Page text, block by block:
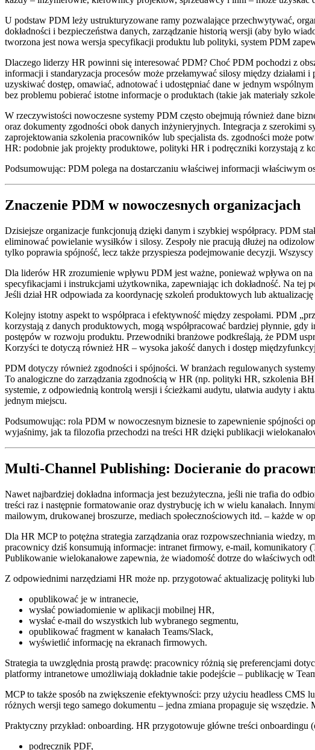
U podstaw PDM leży ustrukturyzowane ramy pozwalające przechwytywać,
dokładności i bezpieczeństwa danych, zarządzanie historią wersji (aby było
tworzona jest nowa wersja specyfikacji produktu lub polityki, system PDM
Dlaczego liderzy HR powinni się interesować PDM? Choć PDM pochodzi z
informacji i standaryzacja procesów może przełamywać silosy między
uzyskiwać dostęp, omawiać, adnotować i udostępniać dane w jednym
bez problemu pobierać istotne informacje o produktach (takie jak materiały
W rzeczywistości nowoczesne systemy PDM często obejmują również dane
oraz dokumenty zgodności obok danych inżynieryjnych. Integracja z szerokimi
zaprojektowania szkolenia pracowników lub specjalista ds. zgodności może
HR: podobnie jak projekty produktowe, polityki HR i podręczniki korzystają z
Podsumowując: PDM polega na dostarczaniu właściwej informacji właściwym
Znaczenie PDM w nowoczesnych organizacjach
Dzisiejsze organizacje funkcjonują dzięki danym i szybkiej współpracy. PDM
eliminować powielanie wysiłków i silosy. Zespoły nie pracują dłużej na
tylko poprawia spójność, lecz także przyspiesza podejmowanie decyzji.
Dla liderów HR zrozumienie wpływu PDM jest ważne, ponieważ wpływa on
specyfikacjami i instrukcjami użytkownika, zapewniając ich dokładność. Na tej
Jeśli dział HR odpowiada za koordynację szkoleń produktowych lub
Kolejny istotny aspekt to współpraca i efektywność między zespołami. PDM
korzystają z danych produktowych, mogą współpracować bardziej płynnie,
postępów w rozwoju produktu. Przewodniki branżowe podkreślają, że PDM
Korzyści te dotyczą również HR – wysoka jakość danych i dostęp
PDM dotyczy również zgodności i spójności. W branżach regulowanych
To analogiczne do zarządzania zgodnością w HR (np. polityki HR, szkolenia
systemie, z odpowiednią kontrolą wersji i ścieżkami audytu, ułatwia audyty i
jednym miejscu.
Podsumowując: rola PDM w nowoczesnym biznesie to zapewnienie spójności
wyjaśnimy, jak ta filozofia przechodzi na treści HR dzięki publikacji
Multi-Channel Publishing: Docieranie do
Nawet najbardziej dokładna informacja jest bezużyteczna, jeśli nie trafia do
treści raz i następnie formatowanie oraz dystrybucję ich w wielu kanałach.
mailowym, drukowanej broszurze, mediach społecznościowych itd. – każde w
Dla HR MCP to potężna strategia zarządzania oraz rozpowszechniania
pracownicy dziś konsumują informacje: intranet firmowy, e-mail, komunikatory
Publikowanie wielokanałowe zapewnia, że wiadomość dotrze do właściwych
Z odpowiednimi narzędziami HR może np. przygotować aktualizację polityki lub
opublikować je w intranecie,
wysłać powiadomienie w aplikacji mobilnej HR,
wysłać e-mail do wszystkich lub wybranego segmentu,
opublikować fragment w kanałach Teams/Slack,
wyświetlić informację na ekranach firmowych.
Strategia ta uwzględnia prostą prawdę: pracownicy różnią się preferencjami
platformy intranetowe umożliwiają dokładnie takie podejście – publikację w
MCP to także sposób na zwiększenie efektywności: przy użyciu headless CMS
różnych wersji tego samego dokumentu – jedna zmiana propaguje się
Praktyczny przykład: onboarding. HR przygotowuje główne treści
podręcznik PDF,